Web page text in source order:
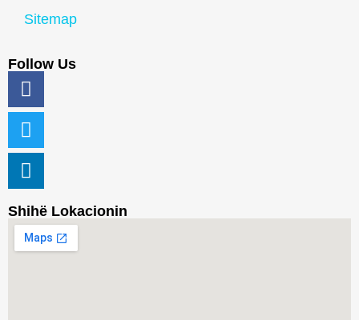
Sitemap
Follow Us
Shihë Lokacionin